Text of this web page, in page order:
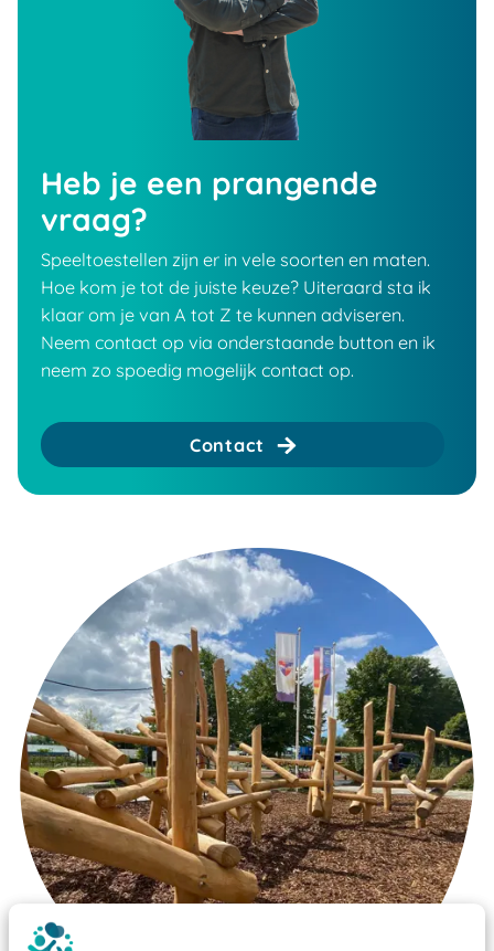
Heb je een prangende
vraag?
Speeltoestellen zijn er in vele soorten en maten.
Hoe kom je tot de juiste keuze? Uiteraard sta ik
klaar om je van A tot Z te kunnen adviseren.
Neem contact op via onderstaande button en ik
neem zo spoedig mogelijk contact op.
Contact